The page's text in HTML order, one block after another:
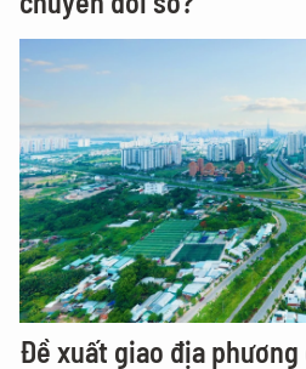
Đề xuất giao địa